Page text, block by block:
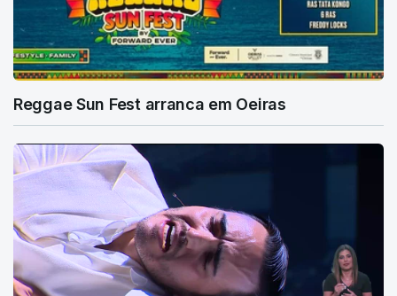
Reggae Sun Fest arranca em Oeiras